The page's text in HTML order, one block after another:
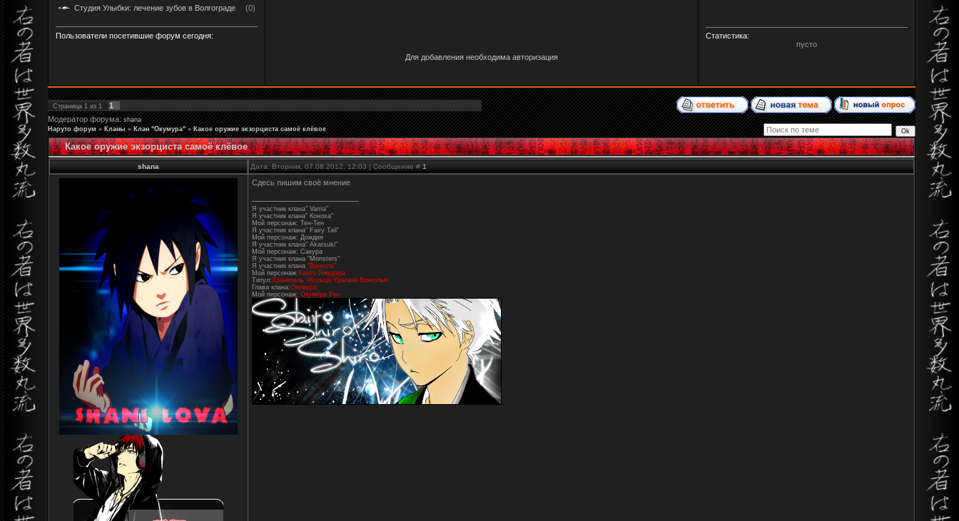
Студия Улыбки: лечение зубов в Волгограде (0)
Пользователи посетившие форум сегодня:
Для добавления необходима авторизация
Статистика:
пусто
Страница 1 из 1
1
Модератор форума:shana
Наруто форум » Кланы » Клан "Окумура" » Какое оружие экзорциста самоё клёвое
Какое оружие экзорциста самоё клёвое
shana Дата: Вторник, 07.08.2012, 12:03 | Сообщение # 1
Сдесь пишим своё мнение
Я участник клана" Varria"
Я участник клана" Коноха"
Мой персонаж: Тен-Тен
Я участник клана" Fairy Tail"
Мой персонаж: Дождия
Я участник клана" Akatsuki"
Мой персонаж: Сакура
Я участник клана "Monsters"
Я участник клана "Вонгола"
Мой персонаж:Хаято Гокудэра
Титул:Хранитель «Кольца Урагана Вонголы».
Глава клана:Окумура
Мой персонаж: Окумура Рин